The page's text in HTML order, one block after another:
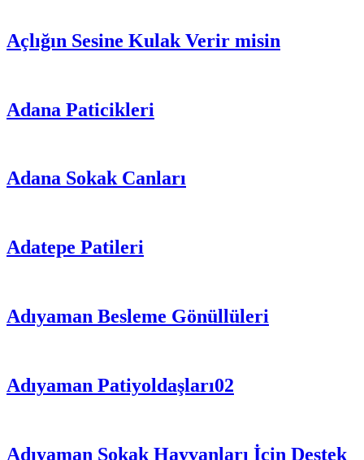
Açlığın Sesine Kulak Verir misin
Adana Paticikleri
Adana Sokak Canları
Adatepe Patileri
Adıyaman Besleme Gönüllüleri
Adıyaman Patiyoldaşları02
Adıyaman Sokak Hayvanları İçin Destek